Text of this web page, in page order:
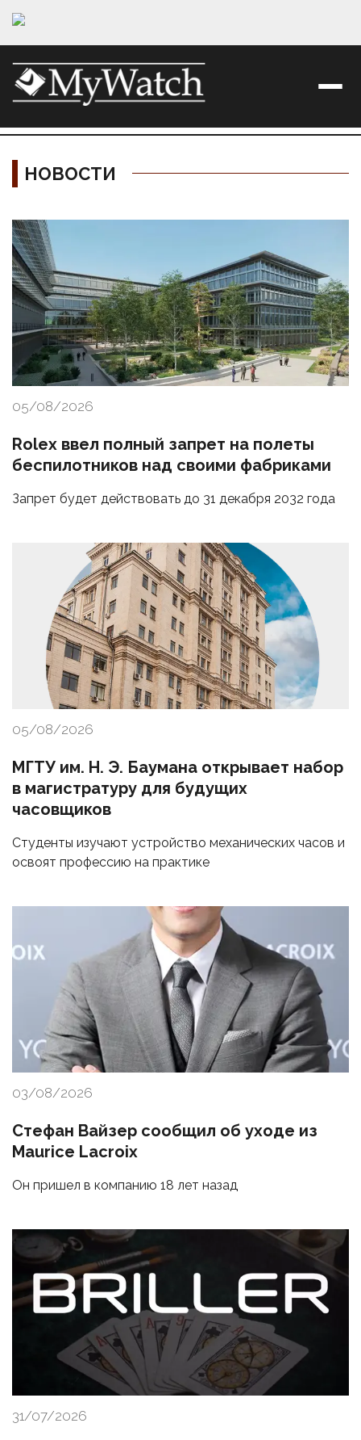
НОВОСТИ
Материалы
05/08/2026
Rolex ввел полный запрет на полеты
беспилотников над своими фабриками
Запрет будет действовать до 31 декабря 2032 года
05/08/2026
МГТУ им. Н. Э. Баумана открывает набор
в магистратуру для будущих
часовщиков
Студенты изучают устройство механических часов и
освоят профессию на практике
03/08/2026
Стефан Вайзер сообщил об уходе из
Maurice Lacroix
Он пришел в компанию 18 лет назад
31/07/2026